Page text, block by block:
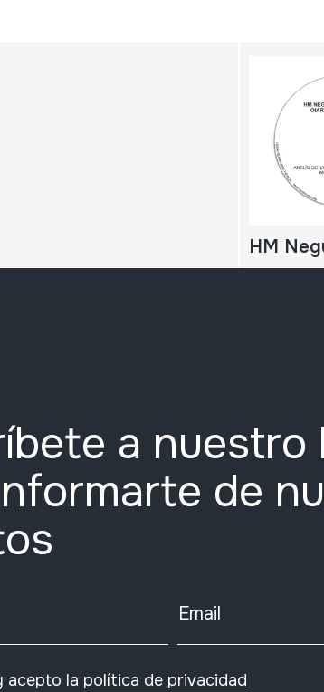
a nuestro
de
Email
acepto la política de privacidad